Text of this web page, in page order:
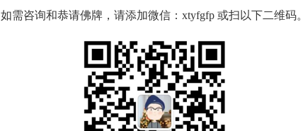
如需咨询和恭请佛牌，请添加微信：xtyfgfp 或扫以下二维码。